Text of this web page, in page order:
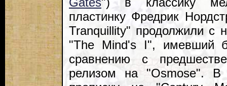
пластинку Фредрик
Tranquillity" продолжили с
"The Mind's I", имевший
сравнению с
релизом на "Osmose". В